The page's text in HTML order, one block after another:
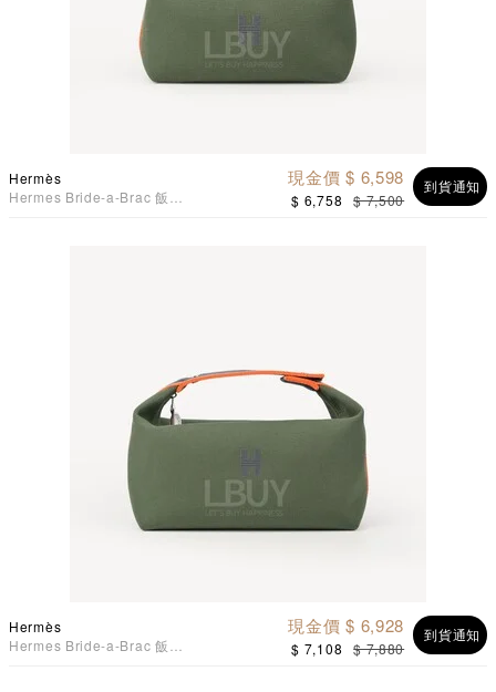
Hermès
Hermes Bride-a-Brac 飯盒
到貨通知
現金價 $ 6,598
$ 6,758 $ 7,500
Hermès
Hermes Bride-a-Brac 飯盒
到貨通知
現金價 $ 6,928
$ 7,108 $ 7,880